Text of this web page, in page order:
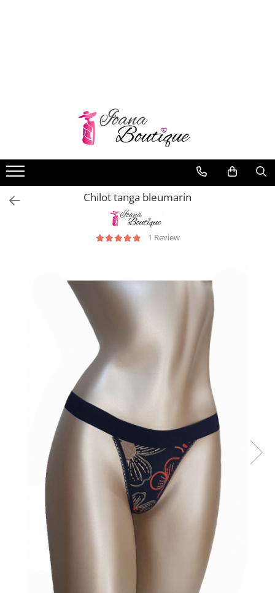
Chiloti clasici
Chiloti tanga
Compleuri & body-uriChilot tanga bleumarin
1 Review